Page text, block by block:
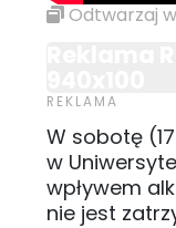
Odtwarzaj
W sobotę
w
wpływem
nie jest